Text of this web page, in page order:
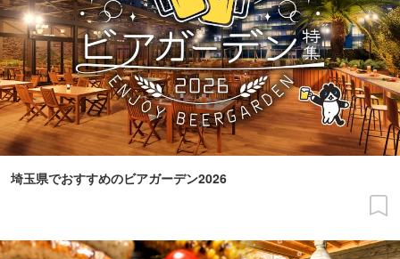
埼玉県でおすすめのビアガーデン2026